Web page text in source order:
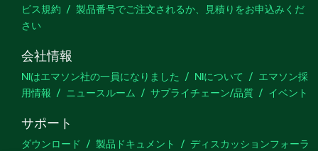
ビス規約
製品番号でご注文されるか、見積りをお申込みくだ
さい
会社情報
NIはエマソン社の一員になりました NIについて
エマソン採
用情報
ニュースルーム サプライチェーン/品質 イベント
サポート
ダウンロード 製品ドキュメント
ディスカッションフォーラ